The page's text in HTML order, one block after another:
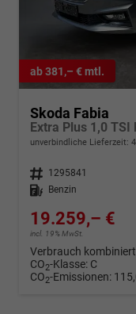
ab 381,– € mtl.
Skoda Fabia
unverbindliche Lieferzeit:
Fahrzeugnr. 1295841
Kraftstoff
Benzin
19.259,– €
incl. 19% MwSt.
Verbrauch
CO2-Klasse: C
CO2-Emissionen: